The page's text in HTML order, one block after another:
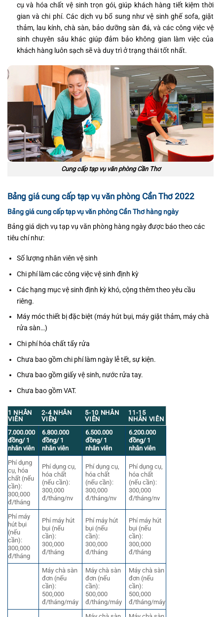
cụ và hóa chất vệ sinh trọn gói, giúp khách hàng tiết kiệm thời
gian và chi phí. Các dịch vụ bổ sung như vệ sinh ghế sofa, giặt
thảm, lau kính, chà sàn, bảo dưỡng sàn đá, và các công việc vệ
sinh chuyên sâu khác giúp đảm bảo không gian làm việc của
khách hàng luôn sạch sẽ và duy trì ở trạng thái tốt nhất.
Cung cấp tạp vụ văn phòng Cần Thơ
Bảng giá cung cấp tạp vụ văn phòng Cần Thơ 2022
Bảng giá cung cấp tạp vụ văn phòng Cần Thơ hàng ngày
Bảng giá dịch vụ tạp vụ văn phòng hàng ngày được báo theo các
tiêu chí như:
Số lượng nhân viên vệ sinh
Chi phí làm các công việc vệ sinh định kỳ
Các hạng mục vệ sinh định kỳ khó, cộng thêm theo yêu cầu
riêng.
Máy móc thiết bị đặc biệt (máy hút bụi, máy giặt thảm, máy chà
rửa sàn…)
Chi phí hóa chất tẩy rửa
Chưa bao gồm chi phí làm ngày lễ tết, sự kiện.
Chưa bao gồm giấy vệ sinh, nước rửa tay.
Chưa bao gồm VAT.
1 NHÂN
VIÊN
2-4 NHÂN
VIÊN
5-10 NHÂN
VIÊN
11-15
NHÂN VIÊN
7.000.000
đồng/ 1
nhân viên
6.800.000
đồng/ 1
nhân viên
6.500.000
đồng/ 1
nhân viên
6.200.000
đồng/ 1
nhân viên
Phí dụng
cụ, hóa
chất (nếu
cần):
300,000
đ/tháng
Phí dụng cụ,
hóa chất
(nếu cần):
300,000
đ/tháng/nv
Phí dụng cụ,
hóa chất
(nếu cần):
300,000
đ/tháng/nv
Phí dụng cụ,
hóa chất
(nếu cần):
300,000
đ/tháng/nv
Phí máy
hút bụi
(nếu
cần):
300,000
đ/tháng
Phí máy hút
bụi (nếu
cần):
300,000
đ/tháng
Phí máy hút
bụi (nếu
cần):
300,000
đ/tháng
Phí máy hút
bụi (nếu
cần):
300,000
đ/tháng
Máy chà sàn
đơn (nếu
cần):
500,000
đ/tháng/máy
Máy chà sàn
đơn (nếu
cần):
500,000
đ/tháng/máy
Máy chà sàn
đơn (nếu
cần):
500,000
đ/tháng/máy